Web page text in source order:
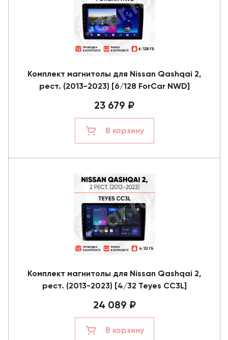
Комплект магнитолы для Nissan Qashqai 2,
рест. (2013-2023) [6/128 ForCar NWD]
23 679 ₽
В корзину
Комплект магнитолы для Nissan Qashqai 2,
рест. (2013-2023) [4/32 Teyes CC3L]
24 089 ₽
В корзину